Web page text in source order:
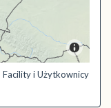
i Użytkownicy